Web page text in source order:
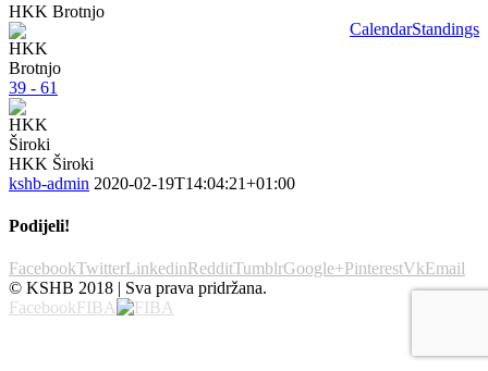
CalendarStandings
HKK Brotnjo
39 - 61
HKK Široki
kshb-admin 2020-02-19T14:04:21+01:00
Podijeli!
FacebookTwitterLinkedinRedditTumblrGoogle+PinterestVkEmail
© KSHB 2018 | Sva prava pridržana.
FacebookFIBA